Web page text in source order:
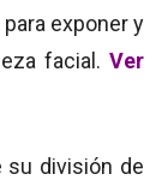
exponer y
facial. Ver
división de